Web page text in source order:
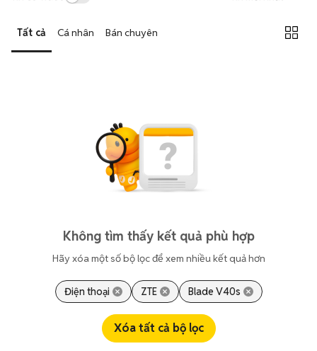
Tất cả Cá nhân Bán chuyên
Không tìm thấy kết quả phù hợp
Hãy xóa một số bộ lọc để xem nhiều kết quả hơn
Điện thoại ZTE Blade V40s
Xóa tất cả bộ lọc